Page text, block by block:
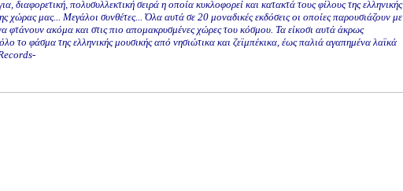
πολυσυλλεκτική σειρά η οποία κυκλοφορεί και κατακτά τους φίλους της ελληνικής
μας... Μεγάλοι συνθέτες... Όλα αυτά σε 20 μοναδικές εκδόσεις οι οποίες παρουσιάζουν με
φτάνουν ακόμα και στις πιο απομακρυσμένες χώρες του κόσμου. Τα είκοσι αυτά άκρως
φάσμα της ελληνικής μουσικής από νησιώτικα και ζεϊμπέκικα, έως παλιά αγαπημένα λαϊκά